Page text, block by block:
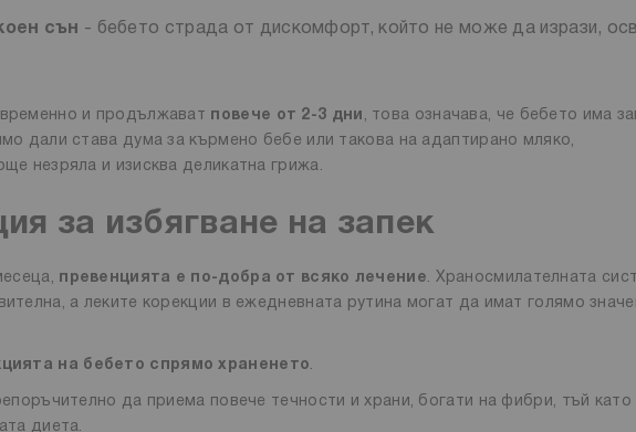
сън
- бебето страда от дискомфорт, който не може да изрази,
и продължават повече от 2-3 дни , това означава, че бебето има
дали става дума за кърмено бебе или такова на адаптирано мляко,
незряла и изисква деликатна грижа.
за избягване на запек
превенцията е по-добра от всяко лечение. Храносмилателната
а леките корекции в ежедневната рутина могат да имат голямо
на бебето спрямо храненето.
да приема повече течности и храни, богати на фибри, тъй като
диета.